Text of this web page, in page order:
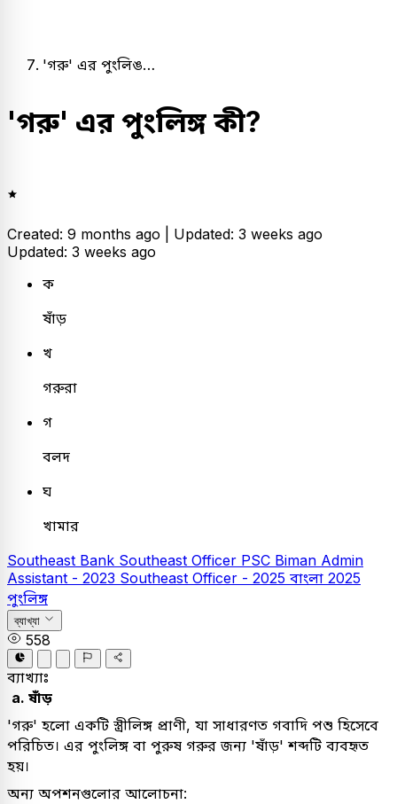
'গরু' এর পুংলিঙ…
'গরু' এর পুংলিঙ্গ কী?
Created: 9 months ago | Updated: 3 weeks ago
Updated: 3 weeks ago
ক
ষাঁড়
খ
গরুরা
গ
বলদ
ঘ
খামার
Southeast Bank Southeast Officer PSC Biman Admin
Assistant - 2023 Southeast Officer - 2025 বাংলা 2025
পুংলিঙ্গ
ব্যাখ্যা
558
ব্যাখ্যাঃ
a. ষাঁড়
'গরু' হলো একটি স্ত্রীলিঙ্গ প্রাণী, যা সাধারণত গবাদি পশু হিসেবে
পরিচিত। এর পুংলিঙ্গ বা পুরুষ গরুর জন্য 'ষাঁড়' শব্দটি ব্যবহৃত
হয়।
অন্য অপশনগুলোর আলোচনা: